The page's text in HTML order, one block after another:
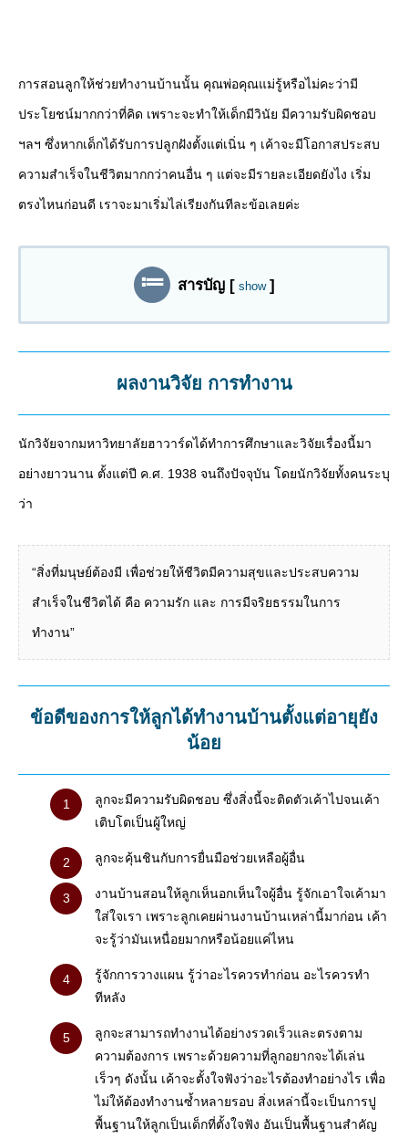
การสอนลูกให้ช่วยทำงานบ้านนั้น คุณพ่อคุณแม่รู้หรือไม่คะว่ามี
ประโยชน์มากกว่าที่คิด เพราะจะทำให้เด็กมีวินัย มีความรับผิดชอบ
ฯลฯ ซึ่งหากเด็กได้รับการปลูกฝังตั้งแต่เนิ่น ๆ เค้าจะมีโอกาสประสบ
ความสำเร็จในชีวิตมากกว่าคนอื่น ๆ แต่จะมีรายละเอียดยังไง เริ่ม
ตรงไหนก่อนดี เราจะมาเริ่มไล่เรียงกันทีละข้อเลยค่ะ
สารบัญ [ show ]
ผลงานวิจัย การทำงาน
นักวิจัยจากมหาวิทยาลัยฮาวาร์ดได้ทำการศึกษาและวิจัยเรื่องนี้มา
อย่างยาวนาน ตั้งแต่ปี ค.ศ. 1938 จนถึงปัจจุบัน โดยนักวิจัยทั้งคนระบุ
ว่า
“สิ่งที่มนุษย์ต้องมี เพื่อช่วยให้ชีวิตมีความสุขและประสบความ
สำเร็จในชีวิตได้ คือ ความรัก และ การมีจริยธรรมในการ
ทำงาน”
ข้อดีของการให้ลูกได้ทำงานบ้านตั้งแต่อายุยัง
น้อย
ลูกจะมีความรับผิดชอบ ซึ่งสิ่งนี้จะติดตัวเค้าไปจนเค้า
เติบโตเป็นผู้ใหญ่
ลูกจะคุ้นชินกับการยื่นมือช่วยเหลือผู้อื่น
งานบ้านสอนให้ลูกเห็นอกเห็นใจผู้อื่น รู้จักเอาใจเค้ามา
ใส่ใจเรา เพราะลูกเคยผ่านงานบ้านเหล่านี้มาก่อน เค้า
จะรู้ว่ามันเหนื่อยมากหรือน้อยแค่ไหน
รู้จักการวางแผน รู้ว่าอะไรควรทำก่อน อะไรควรทำ
ทีหลัง
ลูกจะสามารถทำงานได้อย่างรวดเร็วและตรงตาม
ความต้องการ เพราะด้วยความที่ลูกอยากจะได้เล่น
เร็วๆ ดังนั้น เค้าจะตั้งใจฟังว่าอะไรต้องทำอย่างไร เพื่อ
ไม่ให้ต้องทำงานซ้ำหลายรอบ สิ่งเหล่านี้จะเป็นการปู
พื้นฐานให้ลูกเป็นเด็กที่ตั้งใจฟัง อันเป็นพื้นฐานสำคัญ